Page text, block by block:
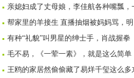
亲媳妇成了丈母娘，李佳航各种嘴瓢，
帮家里的羊接生 直播抽烟被妈妈骂，明
有种“礼貌”叫男星的绅士手，肖战握拳
毛不易，《一荤一素》，就是这么简单
王鸥的家居然偷偷藏了易烊千玺这么多